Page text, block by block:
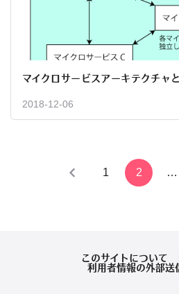
マイクロサービスアーキテクチャ
2018-12-06
1 2 …
このサイトについて
利用者情報の外部送